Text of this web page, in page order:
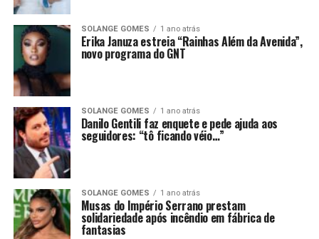
SOLANGE GOMES 1 ano atrás
Erika Januza estreia “Rainhas Além da Avenida”,
novo programa do GNT
SOLANGE GOMES 1 ano atrás
Danilo Gentili faz enquete e pede ajuda aos
seguidores: “tô ficando véio…”
SOLANGE GOMES 1 ano atrás
Musas do Império Serrano prestam
solidariedade após incêndio em fábrica de
fantasias